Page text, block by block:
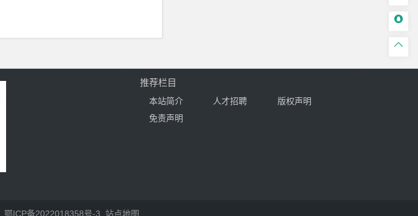


推荐栏目
本站简介 人才招聘
版权声明
免责声明
鄂ICP备2022018358号-3 站点地图